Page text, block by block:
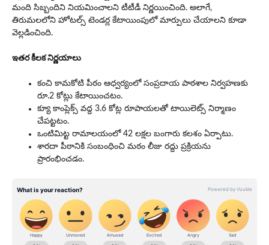
మంది సిబ్బందిని నియమించాలని టీటీడీ నిర్ణయించింది. అలాగే,
తిరుమలలోని హోటల్స్ టెండర్ల కేటాయింపులో మార్పులు చేయాలని కూడా
వెల్లడించింది.
ఇతర కీలక నిర్ణయాలు
కంచి కామకోటి పీఠం ఆధ్వర్యంలో సంప్రదాయ పాఠశాల నిర్వహణకు
రూ.2 కోట్లు కేటాయించటం.
క్యూ కాంప్లెక్స్ వద్ద 3.6 కోట్ల రూపాయలతో టాయిలెట్స్ నిర్మాణం
చేపట్టటం.
ఒంటిమిట్ట రామాలయంలో 42 లక్షల బంగారు కలశం ఏర్పాటు.
శారదా పీఠానికి సంబంధించి మఠం లీజు రద్దు ప్రక్రియను
ప్రారంభించడం.